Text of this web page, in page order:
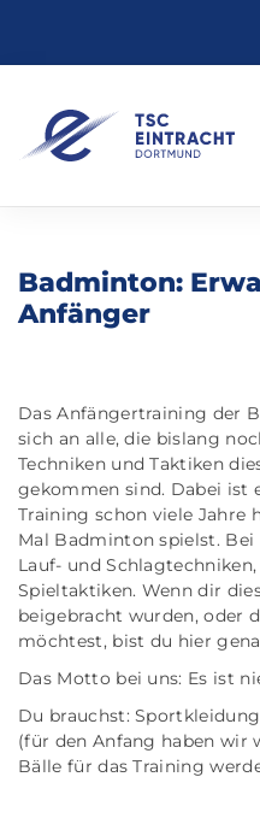
Badminton:
Anfänger
Das Anfängertraining der
sich an alle, die bislang
Techniken und Taktiken
gekommen sind. Dabei ist
Training schon viele Jahre
Mal Badminton spielst.
Lauf- und
Spieltaktiken. Wenn dir
beigebracht wurden, oder
möchtest, bist du hier
Das Motto bei uns: Es ist
Du brauchst:
(für den Anfang haben wir
Bälle für das Training